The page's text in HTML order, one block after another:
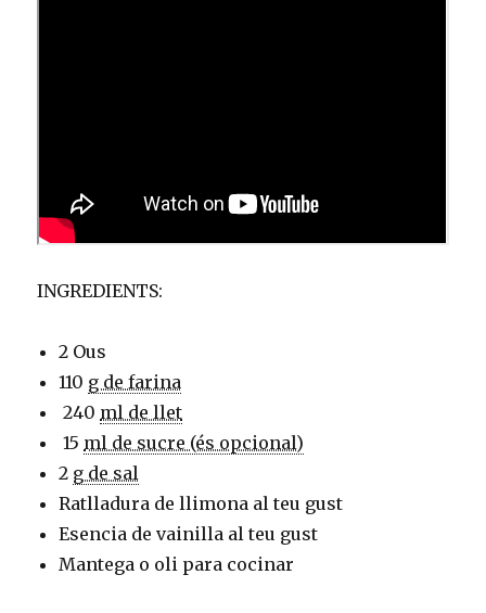
INGREDIENTS:
2 Ous
110 g de farina
240 ml de llet
15 ml de sucre (és opcional)
2 g de sal
Ratlladura de llimona al teu gust
Esencia de vainilla al teu gust
Mantega o oli para cocinar